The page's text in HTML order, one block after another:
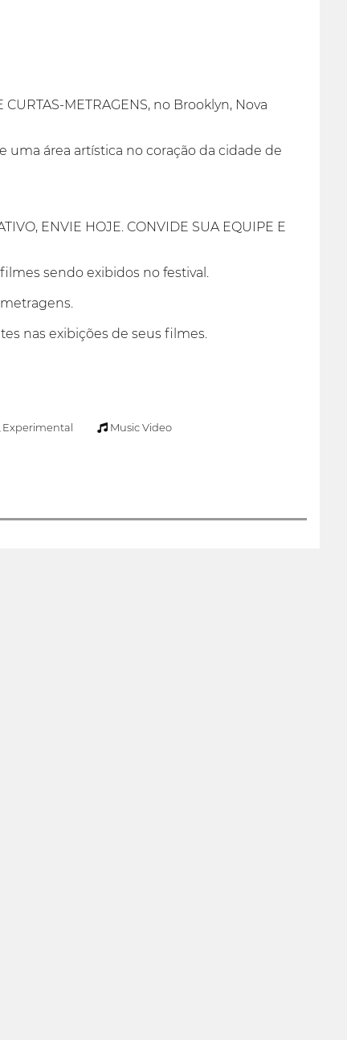
METRAGENS, no Brooklyn, Nova
uma área artística no coração da cidade de
ENVIE HOJE. CONVIDE SUA EQUIPE E
sendo exibidos no festival.
nas exibições de seus filmes.
Experimental Music Video